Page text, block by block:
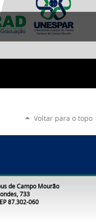
Voltar para o topo
de Campo Mourão
733
87.302-060